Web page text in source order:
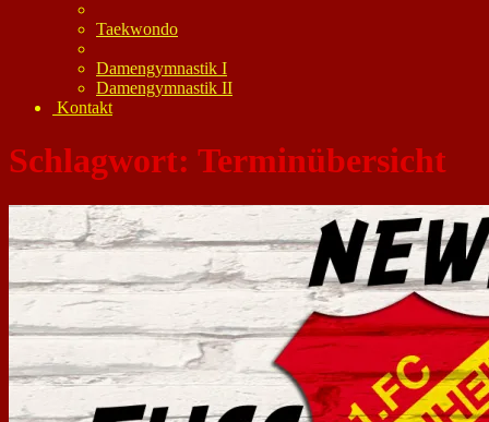
Taekwondo
Damengymnastik I
Damengymnastik II
Kontakt
Schlagwort: Terminübersicht